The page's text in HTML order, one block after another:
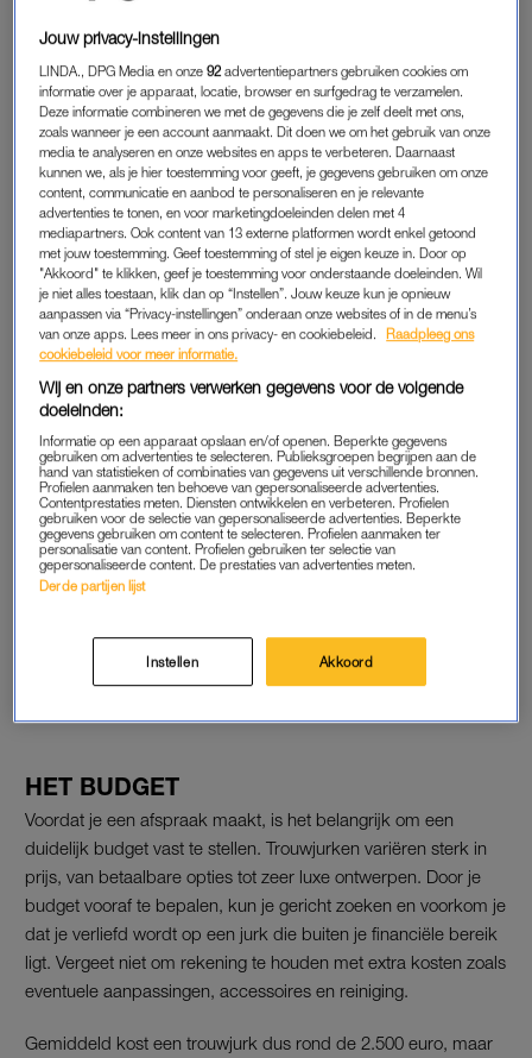
INSPIRATIE EN ONDERZOEK
Voordat je die afspraak plant, is het fijn om je eerst te
verdiepen in de wereld van bruidsmode, want er zijn eindeloos
veel opties. Van handgemaakte tot haute couture en van een
bruidsjurk van een groot modehuis tot het ontwerp van een
minder bekende designer.
Hoe kun je dan het beste onderzoek doen? Bekijk veel
plaatjes, check Pinterest, koop trouw-magazines, volg
inspirerende Instagram accounts en maak hier vervolgens een
moodboard van. Bekijk vervolgens of je kunt achterhalen
bruidsmodezaak die deze merken verkoopt. Of, als je graag
iets wil wat niemand anders heeft, overweeg dan om naar een
bruidsmode atelier te gaan waar speciaal voor jou een
trouwjurk op maat gemaakt wordt. Dit hoeft helemaal niet veel
duurder te zijn.
LEES OOK
HET BUDGET
Voordat je een afspraak maakt, is het belangrijk om een
duidelijk budget vast te stellen. Trouwjurken variëren sterk in
prijs, van betaalbare opties tot zeer luxe ontwerpen. Door je
budget vooraf te bepalen, kun je gericht zoeken en voorkom je
dat je verliefd wordt op een jurk die buiten je financiële bereik
ligt. Vergeet niet om rekening te houden met extra kosten zoals
eventuele aanpassingen, accessoires en reiniging.
Gemiddeld kost een trouwjurk dus rond de 2.500 euro, maar
Jouw privacy-instellingen
LINDA., DPG Media en onze92 advertentiepartners gebruiken cookies om
informatie over je apparaat, locatie, browser en surfgedrag te verzamelen.
Deze informatie combineren we met de gegevens die je zelf deelt met ons,
zoals wanneer je een account aanmaakt. Dit doen we om het gebruik van onze
media te analyseren en onze websites en apps te verbeteren. Daarnaast
kunnen we, als je hier toestemming voor geeft, je gegevens gebruiken om onze
content, communicatie en aanbod te personaliseren en je relevante
advertenties te tonen, en voor marketingdoeleinden delen met 4
mediapartners. Ook content van 13 externe platformen wordt enkel getoond
met jouw toestemming. Geef toestemming of stel je eigen keuze in. Door op
"Akkoord" te klikken, geef je toestemming voor onderstaande doeleinden. Wil
je niet alles toestaan, klik dan op “Instellen”. Jouw keuze kun je opnieuw
aanpassen via “Privacy-instellingen” onderaan onze websites of in de menu’s
van onze apps. Lees meer in ons privacy- en cookiebeleid.
Raadpleeg ons
cookiebeleid voor meer informatie.
Wij en onze partners verwerken gegevens voor de volgende
doeleinden:
Informatie op een apparaat opslaan en/of openen. Beperkte gegevens
gebruiken om advertenties te selecteren. Publieksgroepen begrijpen aan de
hand van statistieken of combinaties van gegevens uit verschillende bronnen.
Profielen aanmaken ten behoeve van gepersonaliseerde advertenties.
Contentprestaties meten. Diensten ontwikkelen en verbeteren. Profielen
gebruiken voor de selectie van gepersonaliseerde advertenties. Beperkte
gegevens gebruiken om content te selecteren. Profielen aanmaken ter
personalisatie van content. Profielen gebruiken ter selectie van
gepersonaliseerde content. De prestaties van advertenties meten.
Derde partijen lijst
Instellen Akkoord